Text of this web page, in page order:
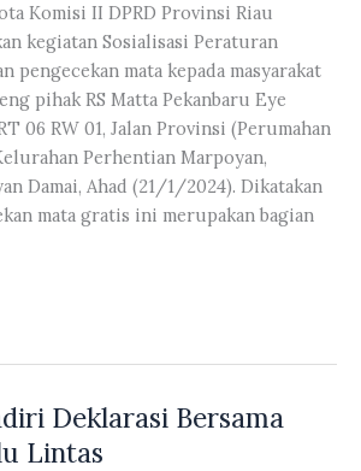
Komisi II DPRD Provinsi Riau
kegiatan Sosialisasi Peraturan
pengecekan mata kepada masyarakat
pihak RS Matta Pekanbaru Eye
06 RW 01, Jalan Provinsi (Perumahan
Perhentian Marpoyan,
Damai, Ahad (21/1/2024). Dikatakan
mata gratis ini merupakan bagian
Deklarasi Bersama
Lintas